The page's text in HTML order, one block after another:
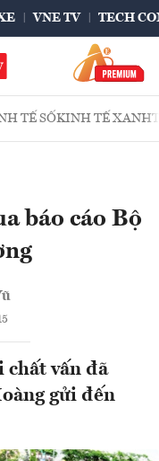
VNE TV TECH
TẾ SỐKINH TẾ XANH
báo cáo Bộ
chất vấn đã
gửi đến